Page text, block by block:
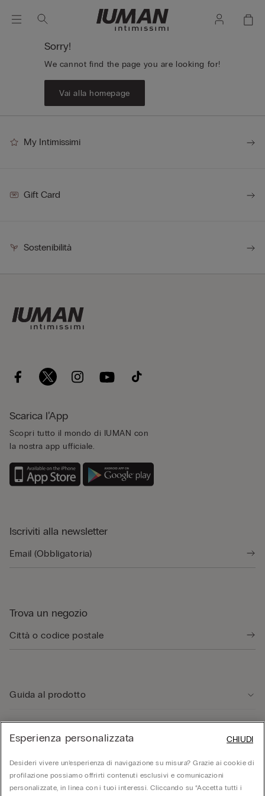
Sorry!
We cannot find the page you are looking for!
Vai alla homepage
My Intimissimi
Gift Card
Sostenibilità
Scarica l’App
Scopri tutto il mondo di IUMAN con
la nostra app ufficiale.
Iscriviti alla newsletter
Trova un negozio
Guida al prodotto
Area Legale
Esperienza personalizzata
Desideri vivere un’esperienza di navigazione su misura? Grazie ai cookie di
profilazione possiamo offrirti contenuti esclusivi e comunicazioni
personalizzate, in linea con i tuoi interessi. Cliccando su “Accetta tutti i
CHIUDI